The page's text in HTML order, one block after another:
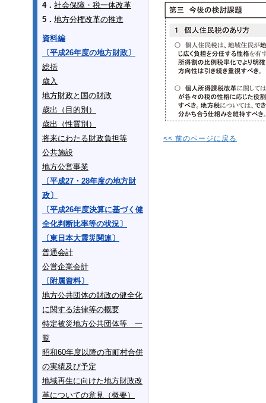
4． 社会保障・税一体改革
5． 地方分権改革の推進
資料編
〔平成26年度の地方財政〕
総括
歳入
地方財政と国の財政
歳出（目的別）
歳出（性質別）
将来にわたる財政負担等
公共施設
地方公営事業
〔平成27・28年度の地方財
政〕
〔平成26年度決算に基づく健
全化判断比率等の状況〕
〔東日本大震災関連〕
普通会計
公営企業会計
〔附属資料〕
地方公共団体の財政の健全化
に関する法律等の概要
特定被災地方公共団体等 一
覧
昭和60年度以降の市町村合併
の実績及び予定
地域再生に向けた地方財政改
革についての意見（概要）
<< 前のページに戻る